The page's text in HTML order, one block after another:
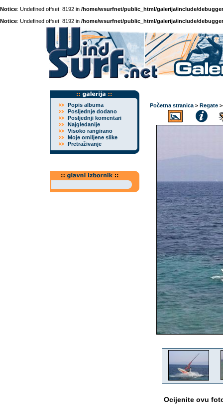
Notice: Undefined offset: 8192 in /home/wsurfnet/public_html/galerija/include/
Notice: Undefined offset: 8192 in /home/wsurfnet/public_html/galerija/include/
Popis albuma
Posljednje dodano
Posljednji komentari
Najgledanije
Visoko rangirano
Moje omiljene slike
Pretraživanje
Početna stranica > Regate
Ocijenite ovu